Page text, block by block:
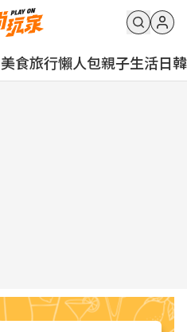
美食旅行懶人包親子生活日韓